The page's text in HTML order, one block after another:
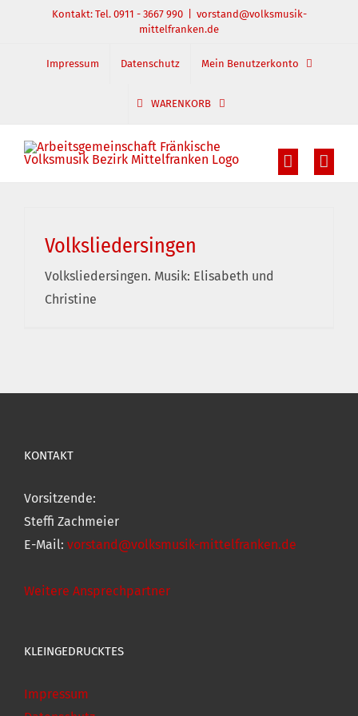
springen
Kontakt: Tel. 0911 - 3667 990
vorstand@volksmusik-
mittelfranken.de
Impressum Datenschutz Mein Benutzerkonto
WARENKORB
Volksliedersingen
Volksliedersingen. Musik: Elisabeth und
Christine
KONTAKT
Vorsitzende:
Steffi Zachmeier
E-Mail: vorstand@volksmusik-mittelfranken.de
Weitere Ansprechpartner
KLEINGEDRUCKTES
Impressum